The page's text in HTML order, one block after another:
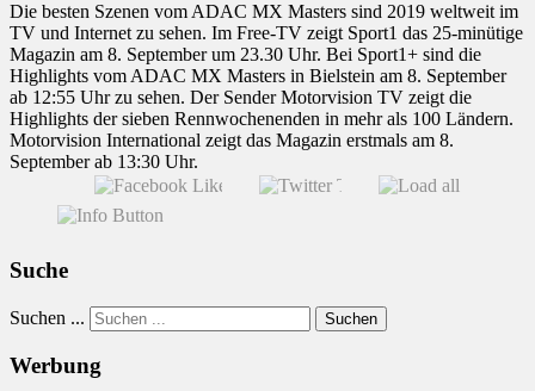
Die besten Szenen vom ADAC MX Masters sind 2019 weltweit im
TV und Internet zu sehen. Im Free-TV zeigt Sport1 das 25-minütige
Magazin am 8. September um 23.30 Uhr. Bei Sport1+ sind die
Highlights vom ADAC MX Masters in Bielstein am 8. September
ab 12:55 Uhr zu sehen. Der Sender Motorvision TV zeigt die
Highlights der sieben Rennwochenenden in mehr als 100 Ländern.
Motorvision International zeigt das Magazin erstmals am 8.
September ab 13:30 Uhr.
Suche
Suchen ... Suchen
Werbung